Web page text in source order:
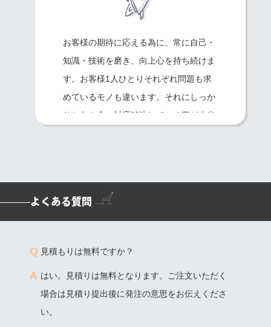
お客様の期待に応える為に、常に自己・
知識・技術を磨き、向上心を持ち続けま
す。お客様1人ひとりそれぞれ問題も求
めているモノも違います。それにしっか
りと向き合い対応解決していく事が本当
よくある質問
見積もりは無料ですか？
はい。見積りは無料となります。ご注文いただく
場合は見積り提出後に発注の意思をお伝えくださ
い。